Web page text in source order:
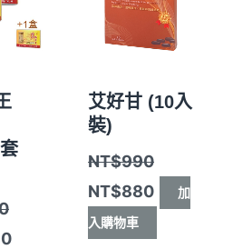
NT$23,880。
艾好甘 (10入
裝)
NT$990
NT$990。
NT$880
NT$880
加
入購物車